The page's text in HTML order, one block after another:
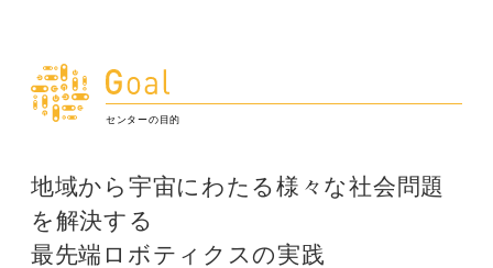
センターの目的
地域から宇宙にわたる様々な社会問題
を解決する
最先端ロボティクスの実践